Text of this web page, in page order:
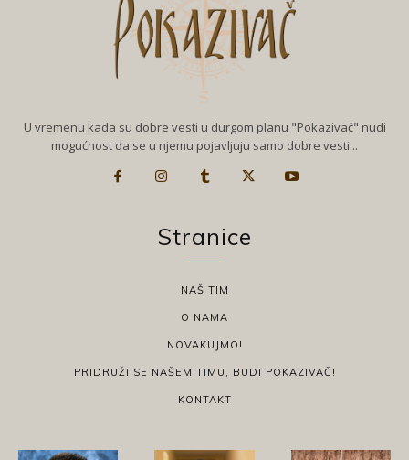
U vremenu kada su dobre vesti u durgom planu "Pokazivač" nudi
mogućnost da se u njemu pojavljuju samo dobre vesti...
Stranice
NAŠ TIM
O NAMA
NOVAKUJMO!
PRIDRUŽI SE NAŠEM TIMU, BUDI POKAZIVAČ!
KONTAKT